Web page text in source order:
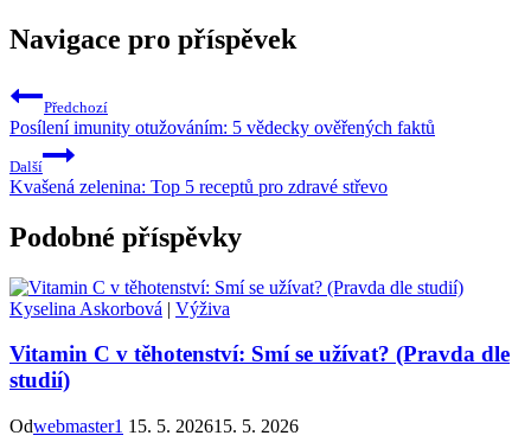
Navigace pro příspěvek
Předchozí
Posílení imunity otužováním: 5 vědecky ověřených faktů
Další
Kvašená zelenina: Top 5 receptů pro zdravé střevo
Podobné příspěvky
Kyselina Askorbová | Výživa
Vitamin C v těhotenství: Smí se užívat? (Pravda dle
studií)
Odwebmaster1 15. 5. 202615. 5. 2026